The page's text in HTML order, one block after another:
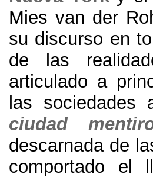
Mies van der
su discurso en
de las
articulado a
las sociedades
ciudad
descarnada de
comportado el